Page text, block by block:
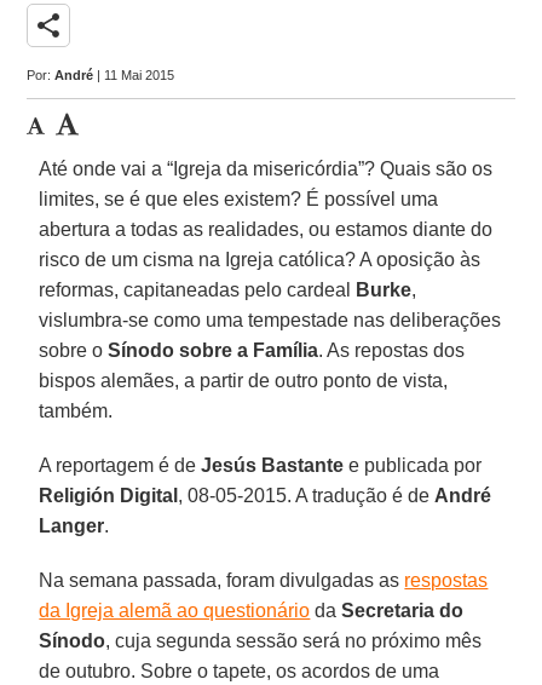
share
Por:André | 11 Mai 2015
Até onde vai a “Igreja da misericórdia”? Quais são os
limites, se é que eles existem? É possível uma
abertura a todas as realidades, ou estamos diante do
risco de um cisma na Igreja católica? A oposição às
reformas, capitaneadas pelo cardeal
Burke,
vislumbra-se como uma tempestade nas deliberações
sobre oSínodo sobre a Família. As repostas dos
bispos alemães, a partir de outro ponto de vista,
também.
A reportagem é deJesús Bastante e publicada por
Religión Digital , 08-05-2015. A tradução é de André
Langer.
Na semana passada, foram divulgadas as respostas
da Igreja alemã ao questionário daSecretaria do
Sínodo, cuja segunda sessão será no próximo mês
de outubro. Sobre o tapete, os acordos de uma